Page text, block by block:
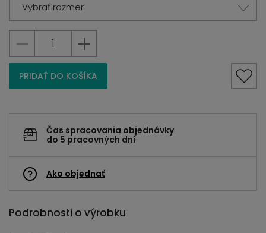
Vybrať rozmer
PRIDAŤ DO KOŠÍKA
Čas spracovania objednávky
do 5 pracovných dní
Ako objednať
Podrobnosti o výrobku